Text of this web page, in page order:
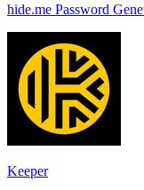
hide.me Password
Keeper